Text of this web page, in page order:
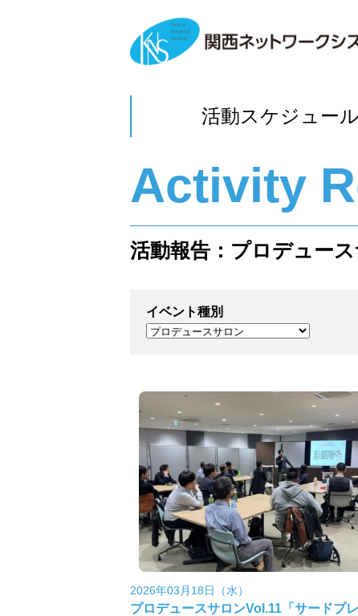
活動スケジュール
Activity
活動報告：プロデュー
イベント種別
2026年03月18日（水）
プロデュースサロンVol.11「サードプ